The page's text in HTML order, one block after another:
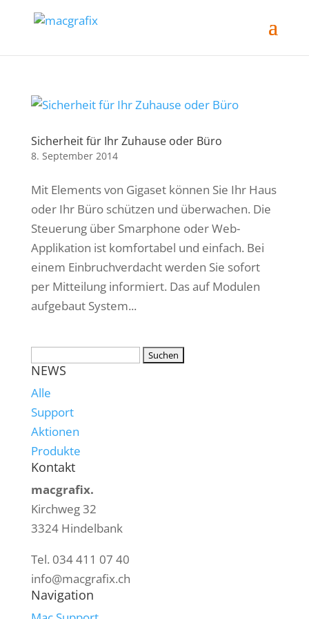
Sicherheit für Ihr Zuhause oder Büro
8. September 2014
Mit Elements von Gigaset können Sie Ihr Haus
oder Ihr Büro schützen und überwachen. Die
Steuerung über Smarphone oder Web-
Applikation ist komfortabel und einfach. Bei
einem Einbruchverdacht werden Sie sofort
per Mitteilung informiert. Das auf Modulen
aufgebaut System...
NEWS
Alle
Support
Aktionen
Produkte
Kontakt
macgrafix.
Kirchweg 32
3324 Hindelbank
Tel. 034 411 07 40
info@macgrafix.ch
Navigation